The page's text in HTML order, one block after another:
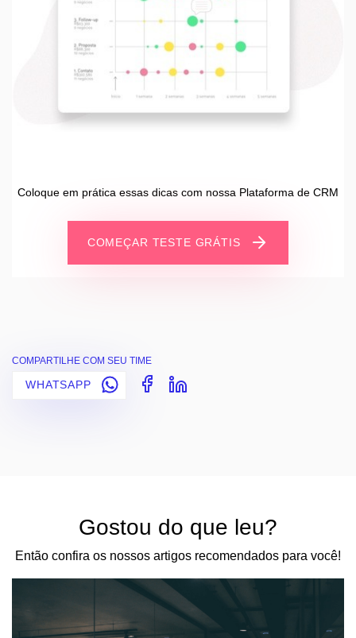
Coloque em prática essas dicas com nossa Plataforma de CRM
COMEÇAR TESTE GRÁTIS
COMPARTILHE COM SEU TIME
WHATSAPP
Gostou do que leu?
Então confira os nossos artigos recomendados para você!